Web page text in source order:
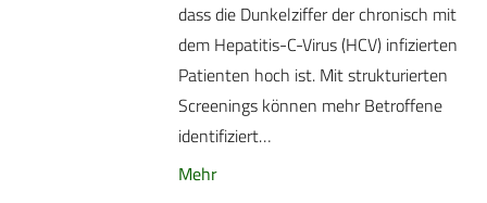
dass die Dunkelziffer der chronisch mit
dem Hepatitis-C-Virus (HCV) infizierten
Patienten hoch ist. Mit strukturierten
Screenings können mehr Betroffene
identifiziert…
Mehr